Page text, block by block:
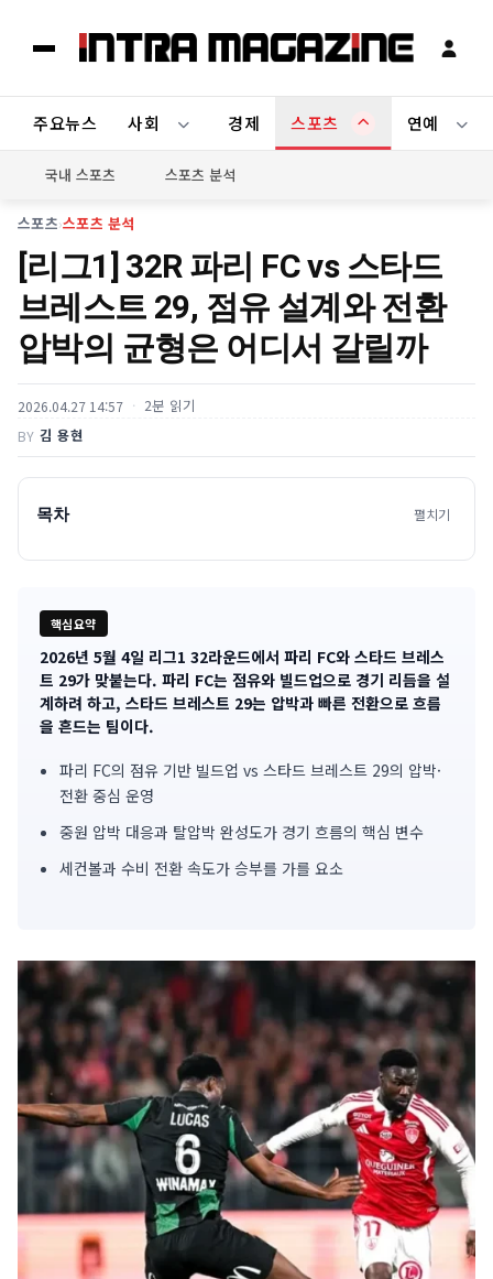
주요뉴스 사회 경제 스포츠 연예
국내 스포츠 스포츠 분석
스포츠›스포츠 분석
[리그1] 32R 파리 FC vs 스타드
브레스트 29, 점유 설계와 전환
압박의 균형은 어디서 갈릴까
2026.04.27 14:57 2분 읽기
BY 김 용현
목차 펼치기
핵심요약
기
사
요
약
2026년 5월 4일 리그1 32라운드에서 파리 FC와 스타드 브레스
트 29가 맞붙는다. 파리 FC는 점유와 빌드업으로 경기 리듬을 설
계하려 하고, 스타드 브레스트 29는 압박과 빠른 전환으로 흐름
을 흔드는 팀이다.
파리 FC의 점유 기반 빌드업 vs 스타드 브레스트 29의 압박·
전환 중심 운영
중원 압박 대응과 탈압박 완성도가 경기 흐름의 핵심 변수
세컨볼과 수비 전환 속도가 승부를 가를 요소